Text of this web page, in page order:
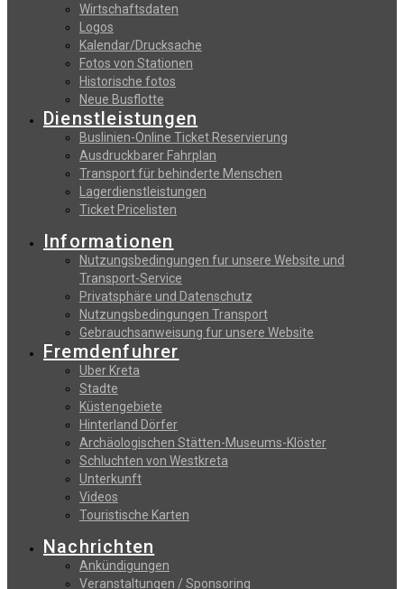
Wirtschaftsdaten
Logos
Kalendar/Drucksache
Fotos von Stationen
Historische fotos
Neue Busflotte
Dienstleistungen
Buslinien-Online Ticket Reservierung
Αusdruckbarer Fahrplan
Transport für behinderte Menschen
Lagerdienstleistungen
Ticket Pricelisten
Informationen
Nutzungsbedingungen fur unsere Website und
Transport-Service
Privatsphäre und Datenschutz
Nutzungsbedingungen Transport
Gebrauchsanweisung fur unsere Website
Fremdenfuhrer
Uber Kreta
Stadte
Küstengebiete
Hinterland Dörfer
Archäologischen Stätten-Museums-Klöster
Schluchten von Westkreta
Unterkunft
Videos
Touristische Karten
Nachrichten
Ankündigungen
Veranstaltungen / Sponsoring